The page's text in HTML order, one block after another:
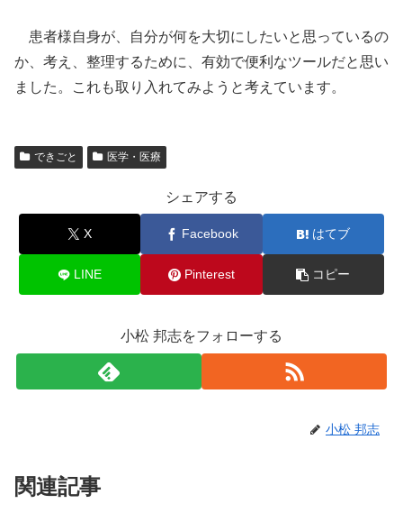
患者様自身が、自分が何を大切にしたいと思っているの
か、考え、整理するために、有効で便利なツールだと思い
ました。これも取り入れてみようと考えています。
できごと 医学・医療
シェアする
X Facebook はてブ
LINE Pinterest コピー
小松 邦志をフォローする
小松 邦志
関連記事